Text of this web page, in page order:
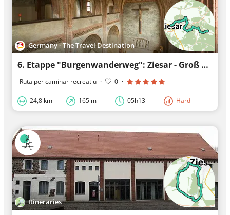
Germany - The Travel Destination
6. Etappe "Burgenwanderweg": Ziesar - Groß Briesen, walking trail
Ruta per caminar recreatiu · 0 ·
24,8 km 165 m 05h13 Hard
Itineraries